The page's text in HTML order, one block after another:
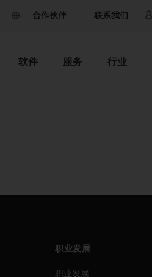
合作伙伴 联系我们
软件 服务 行业
职业发展
职业发展